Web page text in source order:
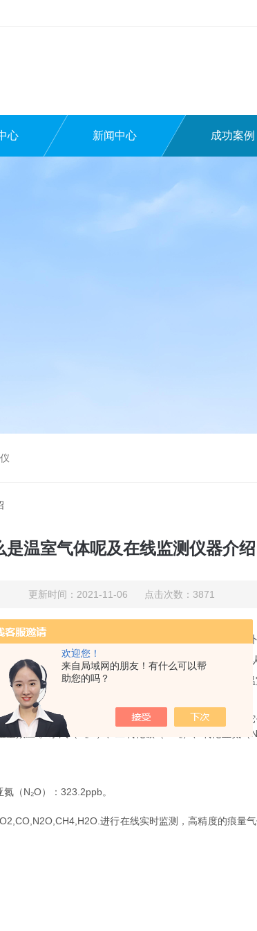
欢迎您！
来自局域网的朋友！有什么可以帮
助您的吗？
心 新闻中心 成功案例
是温室气体呢及在线监测仪器介绍
更新时间：2021-11-06 点击次数：3871
收和释放由地球表面、大气和云层中发出的热红
变化产生巨大的影响。随着全球气候变暖，人类已经
和15%，排在所有温室气体的前两位，同时其它的
一些气体，如水蒸气、二氧化碳、大部分制冷剂等。
效应”。水汽（H₂O）、二氧化碳（CO₂）、氧化亚氮
（N₂O）：323.2ppb。
进行在线实时监测，高精度的痕量